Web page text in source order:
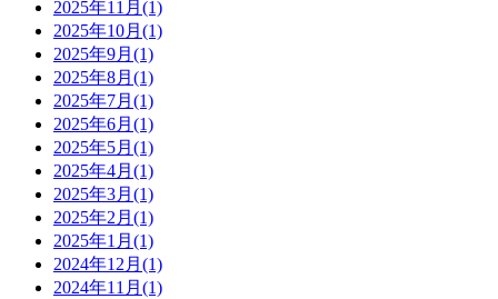
2025年11月(1)
2025年10月(1)
2025年9月(1)
2025年8月(1)
2025年7月(1)
2025年6月(1)
2025年5月(1)
2025年4月(1)
2025年3月(1)
2025年2月(1)
2025年1月(1)
2024年12月(1)
2024年11月(1)